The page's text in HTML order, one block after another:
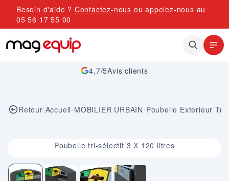
Allez au contenu
Besoin d'aide ? Contactez-nous ou appelez-nous au
05 56 17 55 00
4,7/5Avis clients
Retour|Accueil•MOBILIER URBAIN•Poubelle Exterieur Tri
Image 1 sur 4Poubelle tri-sélectif 3 X 120 litres